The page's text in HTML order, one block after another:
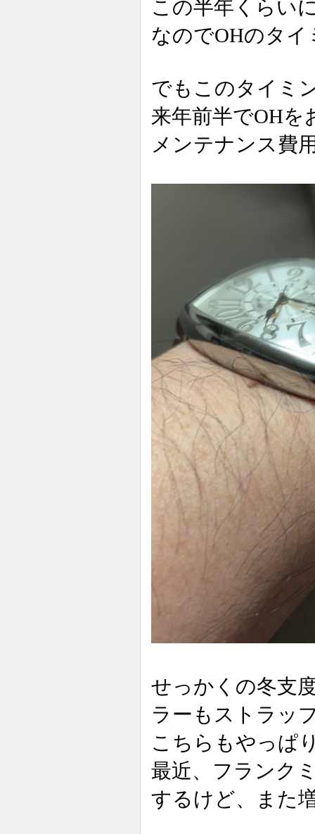
この半年くらい
なのでOHのタ
でもこのタイミ
来年前半でOH
メンテナンス費
せっかくの冬支
ラーもストラッ
こちらもやっぱ
最近、フランク
するけど、また